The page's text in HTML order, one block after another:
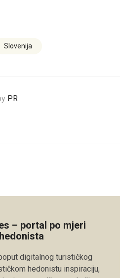
Slovenija
PR
– portal po mjeri
digitalnog turističkog
hedonistu inspiraciju,